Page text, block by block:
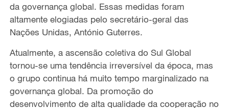
da governança global. Essas medidas foram
altamente elogiadas pelo secretário-geral das
Nações Unidas, António Guterres.
Atualmente, a ascensão coletiva do Sul Global
tornou-se uma tendência irreversível da época, mas
o grupo continua há muito tempo marginalizado na
governança global. Da promoção do
desenvolvimento de alta qualidade da cooperação no